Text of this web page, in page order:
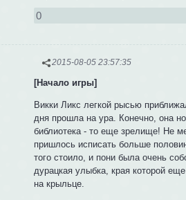
0
2015-08-05 23:57:35
[Начало игры]
Викки Ликс легкой рысью
дня прошла на ура. Конечно, она
библиотека - то еще зрелище! Не
пришлось исписать больше
того стоило, и пони была очень
дурацкая улыбка, края которой
на крыльце.